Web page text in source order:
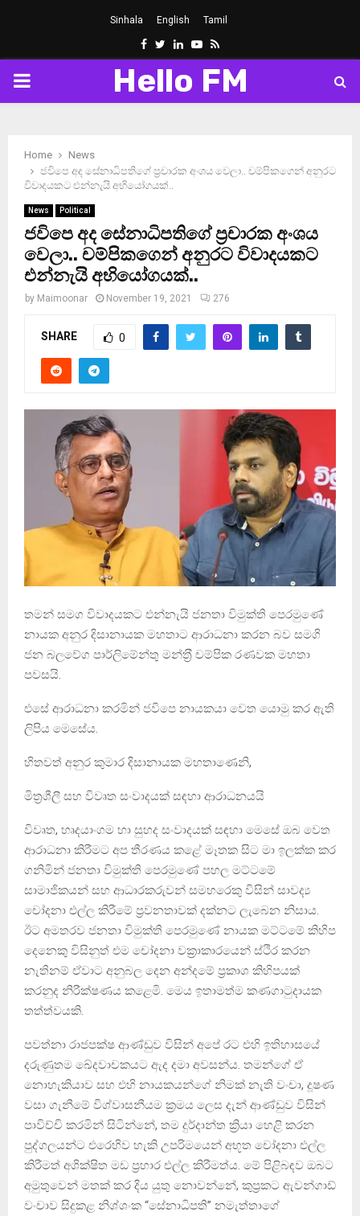
Sinhala English Tamil
Facebook
Twitter
LinkedinYoutube
Rss
PRIMARY
Hello FM
Home
News
ජවිපෙ අද සේනාධිපතිගේ ප‍්‍රචාරක අංශය වෙලා.. චම්පිකගෙන් අනුරට
විවාදයකට එන්නැයි අභියෝගයක්..
News Political
ජවිපෙ අද සේනාධිපතිගේ ප‍්‍රචාරක අංශය
වෙලා.. චම්පිකගෙන් අනුරට විවාදයකට
එන්නැයි අභියෝගයක්..
by Maimoonar November 19, 2021 276
SHARE 0
තමන් සමග විවාදයකට එන්නැයි ජනතා විමුක්ති පෙරමුණේ
නායක අනුර දිසානායක මහතාට ආරාධනා කරන බව සමගි
ජන බලවේග පාර්ලිමේන්තු මන්ත‍්‍රී චම්පික රණවක මහතා
පවසයි.
එසේ ආරාධනා කරමින් ජවිපෙ නායකයා වෙත යොමු කර ඇති
ලිපිය මෙසේය.
හිතවත් අනුර කුමාර දිසානායක මහතාණෙනි,
මිත්‍රශීලී සහ විවෘත සංවාදයක් සඳහා ආරාධනයයි
විවෘත, හෘදයාංගම හා සුහද සංවාදයක් සඳහා මෙසේ ඔබ වෙත
ආරාධනා කිරීමට අප තීරණය කළේ මෑතක සිට මා ඉලක්ක කර
ගනිමින් ජනතා විමුක්ති පෙරමුණේ පහල මට්ටමේ
සාමාජිකයන් සහ ආධාරකරුවන් සමහරෙකු විසින් සාවද්‍ය
චෝදනා එල්ල කිරීමේ ප්‍රවනතාවක් දක්නට ලැබෙන නිසාය.
ඊට අමතරව ජනතා විමුක්ති පෙරමුණේ නායක මට්ටමේ කිහිප
දෙනෙකු විසිනුත් එම චෝදනා වක්‍රාකාරයෙන් ස්ථිර කරන
නැතිනම් ඒවාට අනුබල දෙන අන්දමේ ප්‍රකාශ කිහිපයක්
කරනුද නිරීක්ෂණය කළෙමි. මෙය ඉතාමත්ම කණගාටුදායක
තත්ත්වයකි.
පවත්නා රාජපක්ෂ ආණ්ඩුව විසින් අපේ රට එහි ඉතිහාසයේ
දරුණුතම ඛේදවාචකයට ඇද දමා අවසන්ය. තමන්ගේ ඒ
නොහැකියාව සහ එහි නායකයන්ගේ නිමක් නැති වංචා, දූෂණ
වසා ගැනීමේ විශ්වාසනීයම ක්‍රමය ලෙස දැන් ආණ්ඩුව විසින්
පාවිච්චි කරමින් සිටින්නේ, තම දුර්දාන්ත ක්‍රියා හෙළි කරන
පුද්ගලයන්ට එරෙහිව හැකි උපරිමයෙන් අභූත චෝදනා එල්ල
කිරීමත් අශික්ෂිත මඩ ප්‍රහාර එල්ල කිරීමත්ය. මේ පිළිබඳව ඔබට
අමුතුවෙන් මතක් කර දිය යුතු නොවන්නේ, කුප්‍රකට ඇවන්ගාඩ්
වංචාව සිදුකළ නිශ්ශංක “සේනාධිපති” නමැත්තාගේ